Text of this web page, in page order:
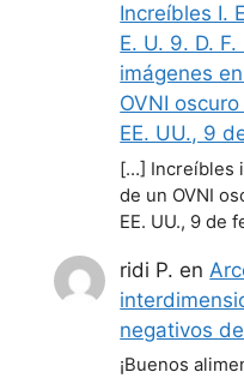
Increíbles I.
E. U. 9. D.
imágenes
OVNI
EE. UU., 9
[…] Increíbles
de un OVNI
EE. UU., 9 de
ridi P. en
negativos
¡Buenos